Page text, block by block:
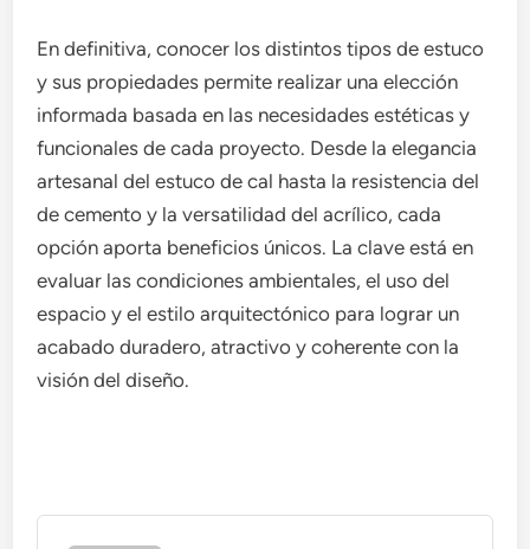
En definitiva, conocer los distintos tipos de estuco
y sus propiedades permite realizar una elección
informada basada en las necesidades estéticas y
funcionales de cada proyecto. Desde la elegancia
artesanal del estuco de cal hasta la resistencia del
de cemento y la versatilidad del acrílico, cada
opción aporta beneficios únicos. La clave está en
evaluar las condiciones ambientales, el uso del
espacio y el estilo arquitectónico para lograr un
acabado duradero, atractivo y coherente con la
visión del diseño.